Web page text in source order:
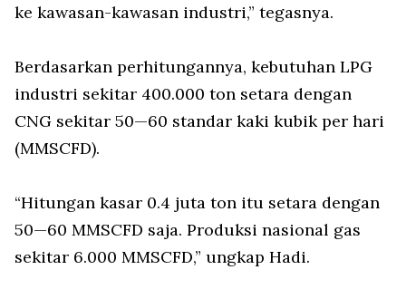
ke kawasan-kawasan industri,” tegasnya.
Berdasarkan perhitungannya, kebutuhan LPG
industri sekitar 400.000 ton setara dengan
CNG sekitar 50—60 standar kaki kubik per hari
(MMSCFD).
“Hitungan kasar 0.4 juta ton itu setara dengan
50—60 MMSCFD saja. Produksi nasional gas
sekitar 6.000 MMSCFD,” ungkap Hadi.